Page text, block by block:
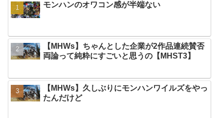
モンハンのオワコン感が半端ない
【MHWs】ちゃんとした企業が2作品連続賛否
両論って純粋にすごいと思うの【MHST3】
【MHWs】久しぶりにモンハンワイルズをやっ
たんだけど